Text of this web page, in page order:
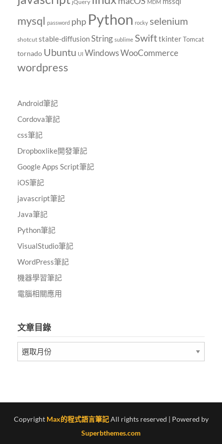
jQuery MDM
mysql password php Python rocky selenium
shotcut stable-diffusionString sublime SwifttkinterTomcat
tornado Ubuntu UI WindowsWooCommerce
wordpress
Android筆記
Cordova筆記
css筆記
Dropboxlike開發筆記
Google Apps Script筆記
iOS筆記
javascript筆記
Java筆記
Python筆記
VisualStudio筆記
WordPress筆記
機器學習筆記
電腦相關應用
文章目錄
文
章
Copyright Max的程式語言筆記All rights reserved | Powered by
Superbthemes.com